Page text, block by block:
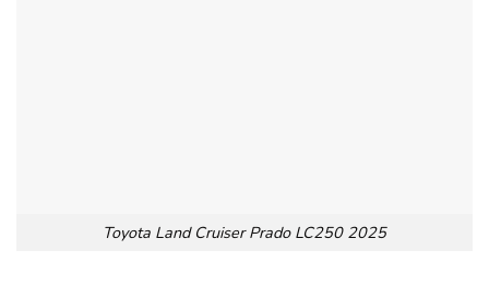
Toyota Land Cruiser Prado LC250 2025